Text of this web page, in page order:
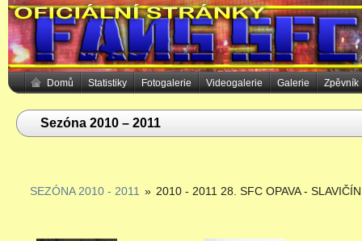
Domů Statistiky Fotogalerie Videogalerie Galerie Zpěvník
Sezóna 2010 – 2011
SEZÓNA 2010 - 2011 » 2010 - 2011 28. SFC OPAVA - SLAVIČÍN